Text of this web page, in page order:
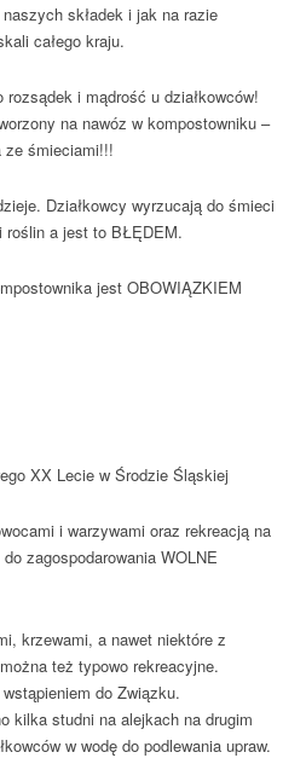
składek i jak na razie
całego kraju.
rozsądek i mądrość u działkowców!
na nawóz w kompostowniku –
ze śmieciami!!!
Działkowcy wyrzucają do śmieci
a jest to BŁĘDEM.
jest OBOWIĄZKIEM
XX Lecie w Środzie Śląskiej
i warzywami oraz rekreacją na
zagospodarowania WOLNE
krzewami, a nawet niektóre z
też typowo rekreacyjne.
do Związku.
kilka studni na alejkach na drugim
w wodę do podlewania upraw.